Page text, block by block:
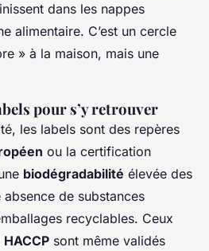
dans les nappes
alimentaire. C’est un cercle
» à la maison, mais une
pour s’y retrouver
les labels sont des repères
ou la certification
biodégradabilité élevée des
de substances
recyclables. Ceux
HACCP sont même validés